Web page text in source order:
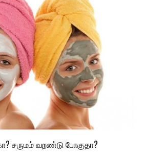
சருமம் வறண்டு போகுதா?